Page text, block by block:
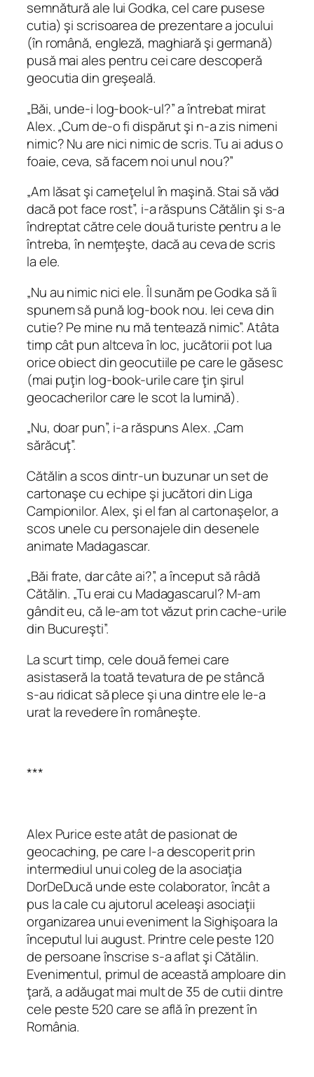
semnătură ale lui Godka, cel care pusese
cutia) şi scrisoarea de prezentare a jocului
(în română, engleză, maghiară şi germană)
pusă mai ales pentru cei care descoperă
geocutia din greşeală.
„Băi, unde-i log-book-ul?” a întrebat mirat
Alex. „Cum de-o fi dispărut şi n-a zis nimeni
nimic? Nu are nici nimic de scris. Tu ai adus o
foaie, ceva, să facem noi unul nou?”
„Am lăsat şi carneţelul în maşină. Stai să văd
dacă pot face rost”, i‑a răspuns Cătălin şi s‑a
îndreptat către cele două turiste pentru a le
întreba, în nemţeşte, dacă au ceva de scris
la ele.
„Nu au nimic nici ele. Îl sunăm pe Godka să îi
spunem să pună log‑booknou. Iei ceva din
cutie? Pe mine nu mă tentează nimic”. Atâta
timp cât pun altceva în loc, jucătorii pot lua
orice obiect din geocutiile pe care le găsesc
(mai puţin log‑book-urilecare ţin şirul
geocacherilor care le scot la lumină).
„Nu, doar pun”, i-a răspuns Alex. „Cam
sărăcuţ”.
Cătălin a scos dintr-un buzunar un set de
cartonaşe cu echipe şi jucători din Liga
Campionilor. Alex, şi el fan al cartonaşelor, a
scos unele cu personajele din desenele
animate Madagascar.
„Băi frate, dar câte ai?”, a început să râdă
Cătălin. „Tu erai cu Madagascarul? M-am
gândit eu, că le-am tot văzut prin cache-urile
din Bucureşti”.
La scurt timp, cele două femei care
asistaseră la toată tevatura de pe stâncă
s‑au ridicat să plece şi una dintre ele le‑a
urat la revedere în româneşte.
***
Alex Purice este atât de pasionat de
geocaching, pe care l-a descoperit prin
intermediul unui coleg de la asociaţia
DorDeDucă unde este colaborator, încât a
pus la cale cu ajutorul aceleaşi asociaţii
organizarea unui eveniment la Sighişoara la
începutul lui august. Printre cele peste 120
de persoane înscrise s-a aflat şi Cătălin.
Evenimentul, primul de această amploare din
ţară, a adăugat mai mult de 35 de cutii dintre
cele peste 520 care se află în prezent în
România.